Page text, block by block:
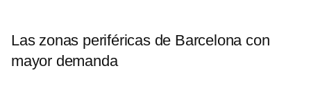
Las zonas periféricas de Barcelona con
mayor demanda